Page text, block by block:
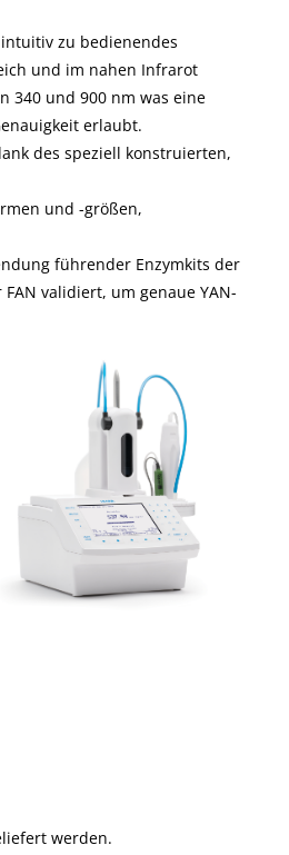
zu bedienendes
und im nahen Infrarot
340 und 900 nm was eine
erlaubt.
des speziell konstruierten,
und -größen,
führender Enzymkits der
validiert, um genaue YAN-
werden.